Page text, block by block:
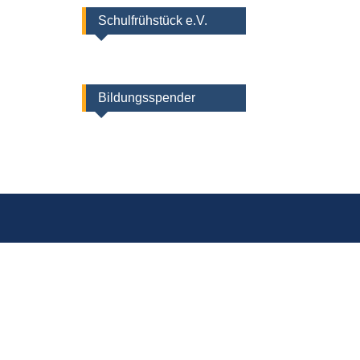
Schulfrühstück e.V.
Bildungsspender